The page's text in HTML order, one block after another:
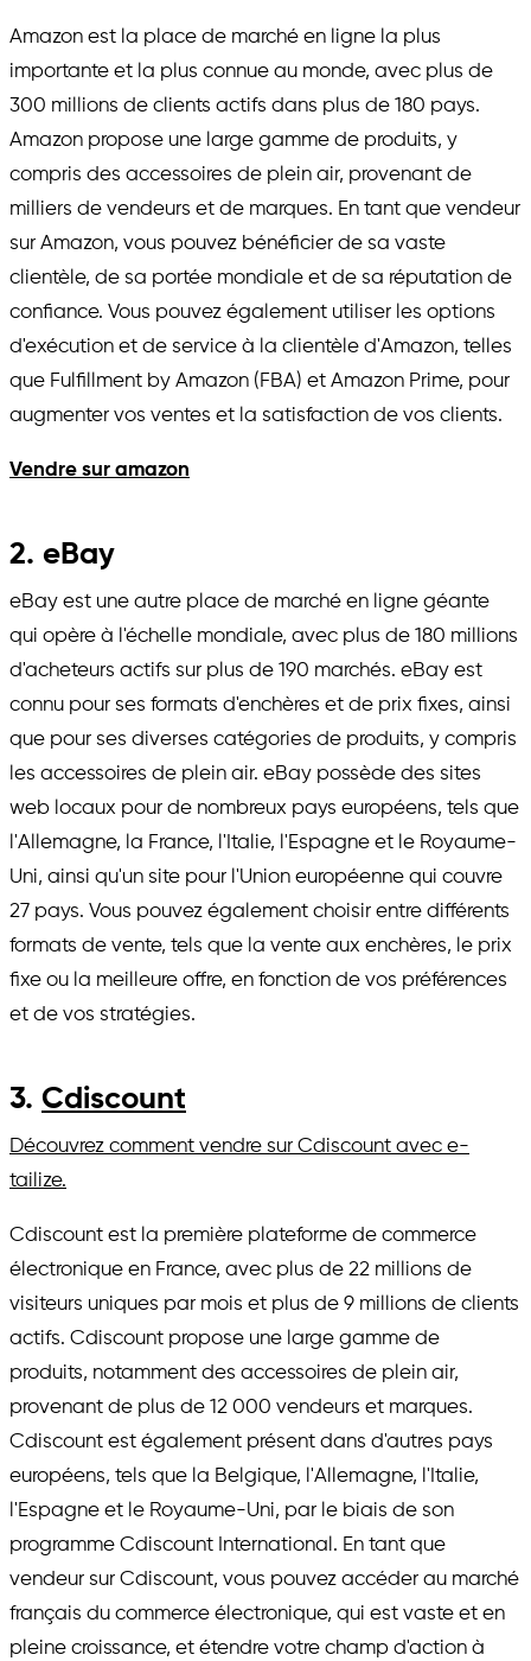
Amazon est la place de marché en ligne la plus
importante et la plus connue au monde, avec plus de
300 millions de clients actifs dans plus de 180 pays.
Amazon propose une large gamme de produits, y
compris des accessoires de plein air, provenant de
milliers de vendeurs et de marques. En tant que vendeur
sur Amazon, vous pouvez bénéficier de sa vaste
clientèle, de sa portée mondiale et de sa réputation de
confiance. Vous pouvez également utiliser les options
d'exécution et de service à la clientèle d'Amazon, telles
que Fulfillment by Amazon (FBA) et Amazon Prime, pour
augmenter vos ventes et la satisfaction de vos clients.
Vendre sur amazon
2. eBay
eBay est une autre place de marché en ligne géante
qui opère à l'échelle mondiale, avec plus de 180 millions
d'acheteurs actifs sur plus de 190 marchés. eBay est
connu pour ses formats d'enchères et de prix fixes, ainsi
que pour ses diverses catégories de produits, y compris
les accessoires de plein air. eBay possède des sites
web locaux pour de nombreux pays européens, tels que
l'Allemagne, la France, l'Italie, l'Espagne et le Royaume-
Uni, ainsi qu'un site pour l'Union européenne qui couvre
27 pays. Vous pouvez également choisir entre différents
formats de vente, tels que la vente aux enchères, le prix
fixe ou la meilleure offre, en fonction de vos préférences
et de vos stratégies.
3. Cdiscount
Découvrez comment vendre sur Cdiscount avec e-
tailize.
Cdiscount est la première plateforme de commerce
électronique en France, avec plus de 22 millions de
visiteurs uniques par mois et plus de 9 millions de clients
actifs. Cdiscount propose une large gamme de
produits, notamment des accessoires de plein air,
provenant de plus de 12 000 vendeurs et marques.
Cdiscount est également présent dans d'autres pays
européens, tels que la Belgique, l'Allemagne, l'Italie,
l'Espagne et le Royaume-Uni, par le biais de son
programme Cdiscount International. En tant que
vendeur sur Cdiscount, vous pouvez accéder au marché
français du commerce électronique, qui est vaste et en
pleine croissance, et étendre votre champ d'action à